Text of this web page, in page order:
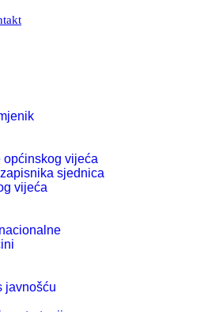
općinskog vijeća
sjednica
vijeća
javnošću